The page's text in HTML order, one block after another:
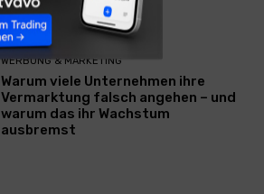
WERBUNG & MARKETING
Warum viele Unternehmen ihre
Vermarktung falsch angehen – und
warum das ihr Wachstum
ausbremst